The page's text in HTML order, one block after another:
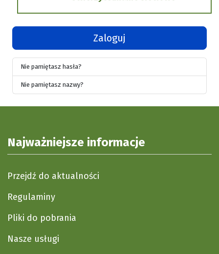
Zaloguj
Nie pamiętasz hasła?
Nie pamiętasz nazwy?
Najważniejsze informacje
Przejdź do aktualności
Regulaminy
Pliki do pobrania
Nasze usługi